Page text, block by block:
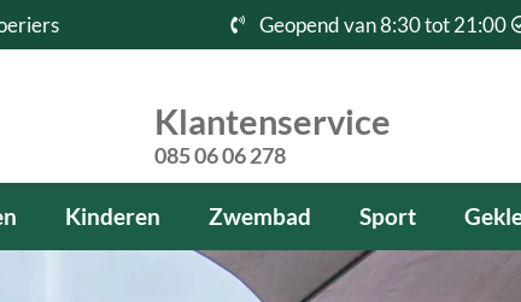
Geopend van 8:30 tot 21:00
Klantenservice
085 06 06 278
Kinderen Zwembad Sport